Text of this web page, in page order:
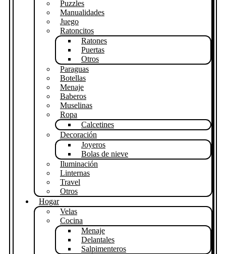
Puzzles
Manualidades
Juego
Ratoncitos
Ratones
Puertas
Otros
Paraguas
Botellas
Menaje
Baberos
Muselinas
Ropa
Calcetines
Decoración
Joyeros
Bolas de nieve
Iluminación
Linternas
Travel
Otros
Hogar
Velas
Cocina
Menaje
Delantales
Salpimenteros